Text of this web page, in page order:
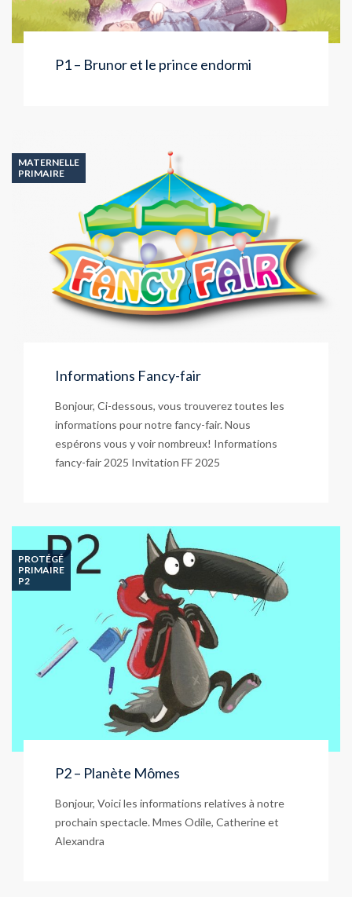
P1 – Brunor et le prince endormi
MATERNELLE
PRIMAIRE
Informations Fancy-fair
Bonjour, Ci-dessous, vous trouverez toutes les
informations pour notre fancy-fair. Nous
espérons vous y voir nombreux! Informations
fancy-fair 2025 Invitation FF 2025
PROTÉGÉ
PRIMAIRE
P2
P2 – Planète Mômes
Bonjour, Voici les informations relatives à notre
prochain spectacle. Mmes Odile, Catherine et
Alexandra